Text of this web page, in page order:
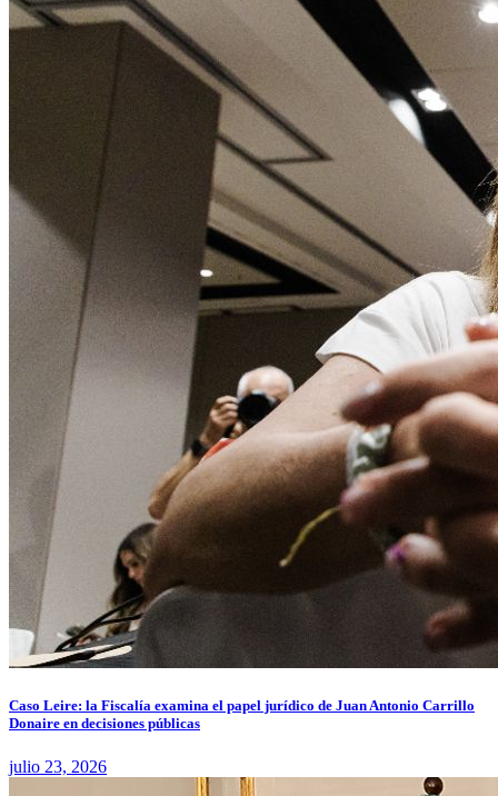
Caso Leire: la Fiscalía examina el papel jurídico de Juan Antonio Carrillo
Donaire en decisiones públicas
julio 23, 2026